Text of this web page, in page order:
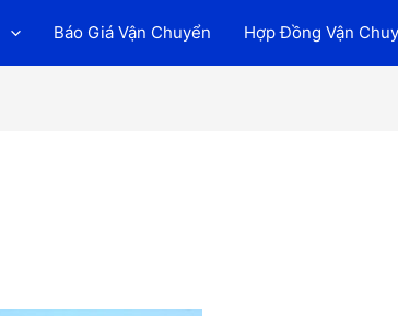
Báo Giá Vận Chuyển Hợp Đồng Vận